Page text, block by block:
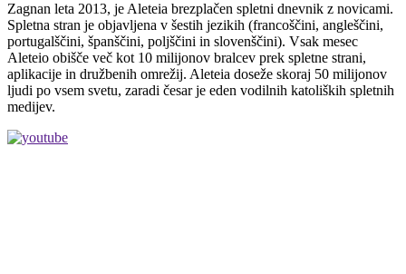
Zagnan leta 2013, je Aleteia brezplačen spletni dnevnik z novicami.
Spletna stran je objavljena v šestih jezikih (francoščini, angleščini,
portugalščini, španščini, poljščini in slovenščini). Vsak mesec
Aleteio obišče več kot 10 milijonov bralcev prek spletne strani,
aplikacije in družbenih omrežij. Aleteia doseže skoraj 50 milijonov
ljudi po vsem svetu, zaradi česar je eden vodilnih katoliških spletnih
medijev.